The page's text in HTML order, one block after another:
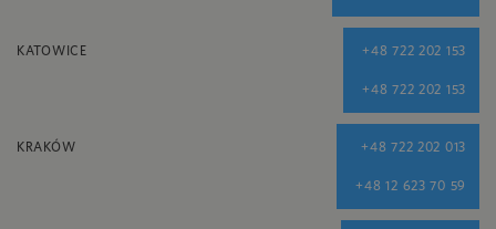
KATOWICE +48 722 202 153
+48 722 202 153
KRAKÓW +48 722 202 013
+48 12 623 70 59